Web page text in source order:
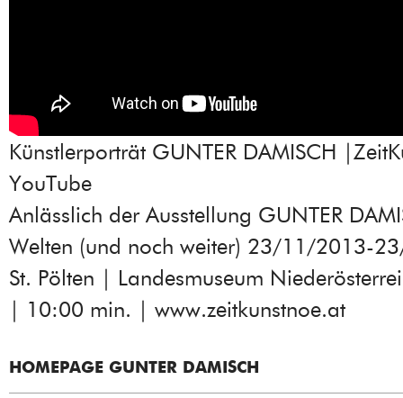
Künstlerporträt GUNTER DAMISCH
YouTube
Anlässlich der Ausstellung GUNTER
Welten (und noch weiter) 23/11/2013-
St. Pölten | Landesmuseum
| 10:00 min. | www.zeitkunstnoe.at
HOMEPAGE GUNTER DAMISCH